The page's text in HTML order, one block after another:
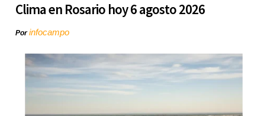
Clima en Rosario hoy 6 agosto 2026
Porinfocampo